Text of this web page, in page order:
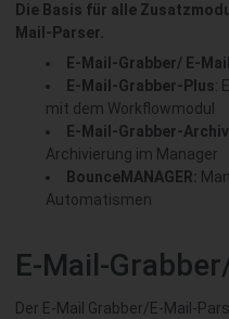
Die Basis für alle
Mail-Parser.
E-Mail-Grabber/ E-
E-Mail-Grabber-Plus:
mit dem Workflowmodul
E-Mail-Grabber-Archiv
Archivierung im Manager
BounceMANAGER:
Automatismen
E-Mail-
Der E-Mail Grabber/E-Mail-